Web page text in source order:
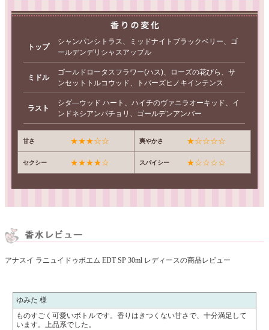
トップ
シャンパンシトラス、ミッドナイトブラックベリー、ゴ
ールデンデリシャスアップル
ミドル
ゴールドロータスフラワー(ハス)、ローズの花びら、サ
ンセットトルコウッド、トパーズヒノキインテンス
ラスト
シダ―ウッド ハート、ハイチのヴァニラオーキッド、イ
ンドネシアンパチョリ、ゴールデンアンバー
甘さ ★★★☆☆ 爽やかさ ★☆☆☆☆
セクシー ★★★★☆ スパイシー ★☆☆☆☆
アナスイ ラニュイドゥボエム EDT SP 30ml レディースの商品レビュー
ゆみた 様
ものすごく可愛いボトルです。香りはきつくない甘さで、十分満足して
います。上品系でした。